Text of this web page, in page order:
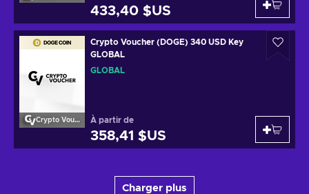
433,40 $US
Crypto Voucher
Crypto Voucher (DOGE) 340 USD Key
GLOBAL
GLOBAL
À partir de
358,41 $US
Charger plus